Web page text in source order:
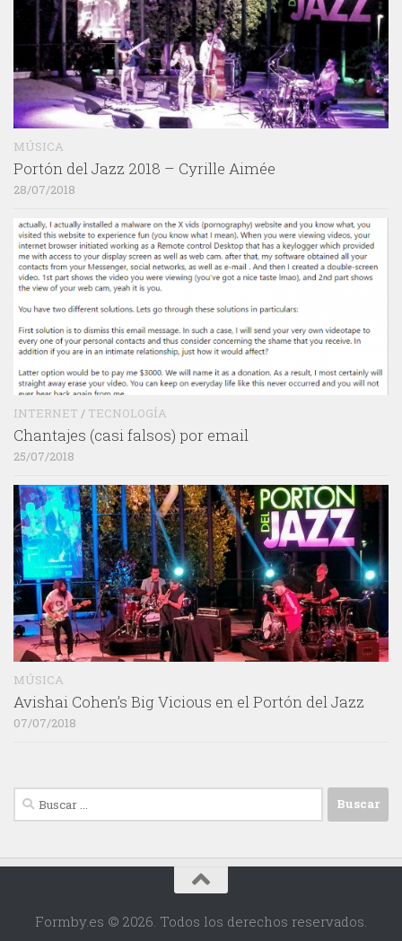
MÚSICA
Portón del Jazz 2018 – Cyrille Aimée
28/07/2018
INTERNET / TECNOLOGÍA
Chantajes (casi falsos) por email
25/07/2018
MÚSICA
Avishai Cohen’s Big Vicious en el Portón del Jazz
07/07/2018
Buscar:
Formby.es © 2026. Todos los derechos reservados.